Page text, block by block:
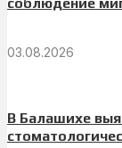
03.08.2026
В Балашихе